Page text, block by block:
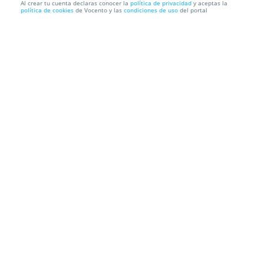
STUDIO x DENNIS FERRER / ANASTAZJA / BAMBI-S
Al crear tu cuenta declaras conocer la política de privacidad y aceptas la
política de cookies de Vocento y las condiciones de uso del portal